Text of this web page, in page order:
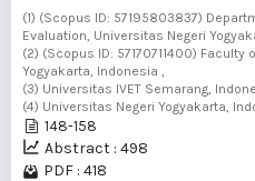
(1) (Scopus ID: 57195803837)
Evaluation, Universitas Negeri
(2) (Scopus ID: 57170711400)
Yogyakarta, Indonesia ,
(3) Universitas IVET Semarang,
(4) Universitas Negeri Yogyakarta,
148-158
Abstract : 498
PDF : 418